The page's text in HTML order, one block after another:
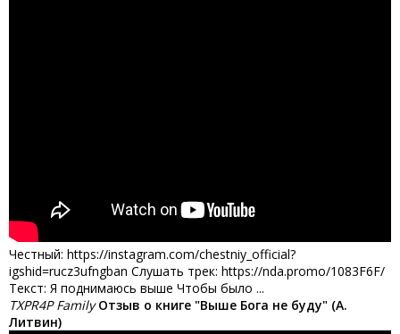
Честный: https://instagram.com/chestniy_official?
igshid=rucz3ufngban Слушать трек: https://nda.promo/1083F6F/
Текст: Я поднимаюсь выше Чтобы было ...
TXPR4P Family Отзыв о книге "Выше Бога не буду" (А.
Литвин)